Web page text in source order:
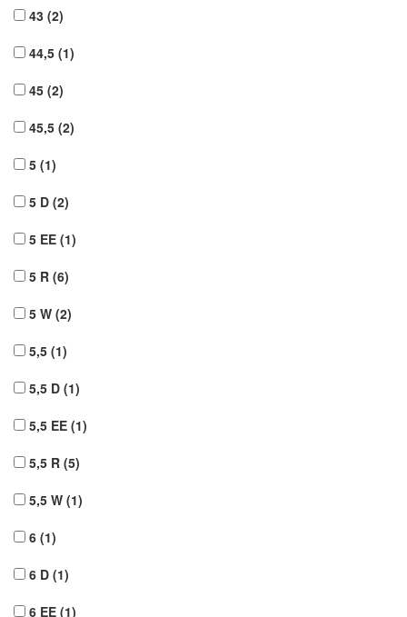
43 (2)
44,5 (1)
45 (2)
45,5 (2)
5 (1)
5 D (2)
5 EE (1)
5 R (6)
5 W (2)
5,5 (1)
5,5 D (1)
5,5 EE (1)
5,5 R (5)
5,5 W (1)
6 (1)
6 D (1)
6 EE (1)